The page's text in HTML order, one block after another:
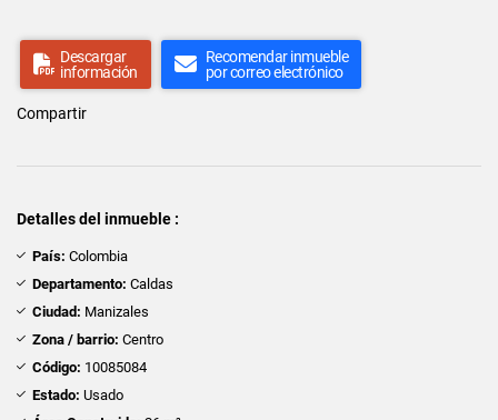
Descargar
información
Recomendar inmueble
por correo electrónico
Compartir
Detalles del inmueble :
País: Colombia
Departamento: Caldas
Ciudad: Manizales
Zona / barrio: Centro
Código: 10085084
Estado: Usado